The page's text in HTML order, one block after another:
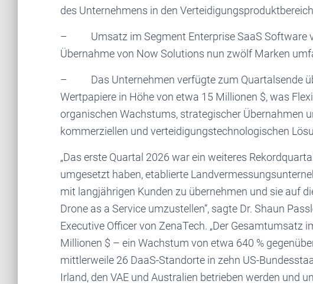
des Unternehmens in den
– Umsatz im Segment Enterprise SaaS Software
Übernahme von Now Solutions nun zwölf Marken
– Das Unternehmen verfügte zum Quartalsende
Wertpapiere in Höhe von etwa 15 Millionen $, was
organischen Wachstums, strategischer Übernahmen
kommerziellen und verteidigungstechnologischen
„Das erste Quartal 2026 war ein weiteres
umgesetzt haben, etablierte
mit langjährigen Kunden zu übernehmen und sie auf
Drone as a Service umzustellen“, sagte Dr. Shaun
Executive Officer von ZenaTech. „Der Gesamtumsatz
Millionen $ – ein Wachstum von etwa 640 %
mittlerweile 26 DaaS-Standorte in zehn US-
Irland, den VAE und Australien betrieben werden und